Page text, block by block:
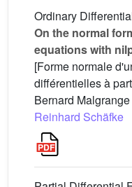
Ordinary
On the normal
equations with
[Forme normale
différentielles à
Bernard Malgrange
Reinhard Schäfke